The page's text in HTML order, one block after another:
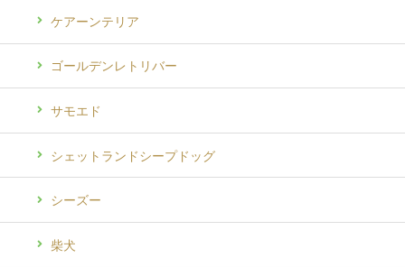
ケアーンテリア
ゴールデンレトリバー
サモエド
シェットランドシープドッグ
シーズー
柴犬